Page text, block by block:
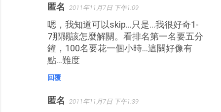
匿名 2011年11月7日 下午1:09
嗯，我知道可以skip...只是...我很好奇1-
7那關該怎麼解關。看排名第一名要五分
鐘，100名要花一個小時...這關好像有
點...難度
回覆
匿名 2011年11月7日 下午1:39